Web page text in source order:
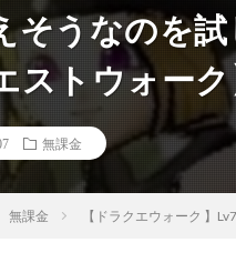
そうなのを
ストウォーク
無課金
無課金 【ドラクエウォーク 】